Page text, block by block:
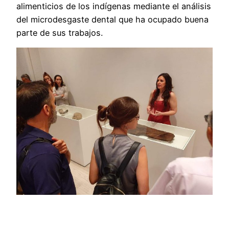
alimenticios de los indígenas mediante el análisis
del microdesgaste dental que ha ocupado buena
parte de sus trabajos.